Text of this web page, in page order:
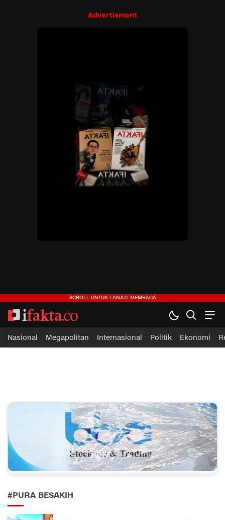
Advertisment
ifakta.co
#pastibenar
Nasional Megapolitan Internasional Politik Ekonomi
#PURA BESAKIH